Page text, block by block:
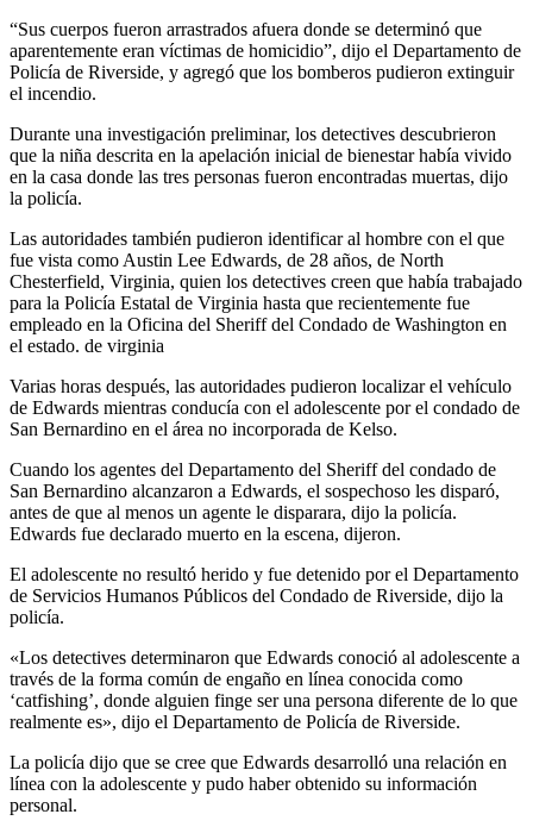
“Sus cuerpos fueron arrastrados afuera donde se determinó que
aparentemente eran víctimas de homicidio”, dijo el Departamento de
Policía de Riverside, y agregó que los bomberos pudieron extinguir
el incendio.
Durante una investigación preliminar, los detectives descubrieron
que la niña descrita en la apelación inicial de bienestar había vivido
en la casa donde las tres personas fueron encontradas muertas, dijo
la policía.
Las autoridades también pudieron identificar al hombre con el que
fue vista como Austin Lee Edwards, de 28 años, de North
Chesterfield, Virginia, quien los detectives creen que había trabajado
para la Policía Estatal de Virginia hasta que recientemente fue
empleado en la Oficina del Sheriff del Condado de Washington en
el estado. de virginia
Varias horas después, las autoridades pudieron localizar el vehículo
de Edwards mientras conducía con el adolescente por el condado de
San Bernardino en el área no incorporada de Kelso.
Cuando los agentes del Departamento del Sheriff del condado de
San Bernardino alcanzaron a Edwards, el sospechoso les disparó,
antes de que al menos un agente le disparara, dijo la policía.
Edwards fue declarado muerto en la escena, dijeron.
El adolescente no resultó herido y fue detenido por el Departamento
de Servicios Humanos Públicos del Condado de Riverside, dijo la
policía.
«Los detectives determinaron que Edwards conoció al adolescente a
través de la forma común de engaño en línea conocida como
‘catfishing’, donde alguien finge ser una persona diferente de lo que
realmente es», dijo el Departamento de Policía de Riverside.
La policía dijo que se cree que Edwards desarrolló una relación en
línea con la adolescente y pudo haber obtenido su información
personal.